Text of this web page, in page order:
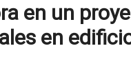
en un
en